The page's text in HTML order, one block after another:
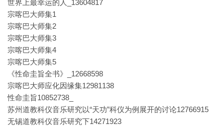
世界上最幸运的人_13604817
宗喀巴大师集1
宗喀巴大师集2
宗喀巴大师集3
宗喀巴大师集4
宗喀巴大师集5
《性命圭旨全书》_12668598
宗喀巴大师应化因缘集12981138
性命圭旨10852738_
苏州道教科仪音乐研究以“天功”科仪为例展开的讨论12766915
无锡道教科仪音乐研究下14271923